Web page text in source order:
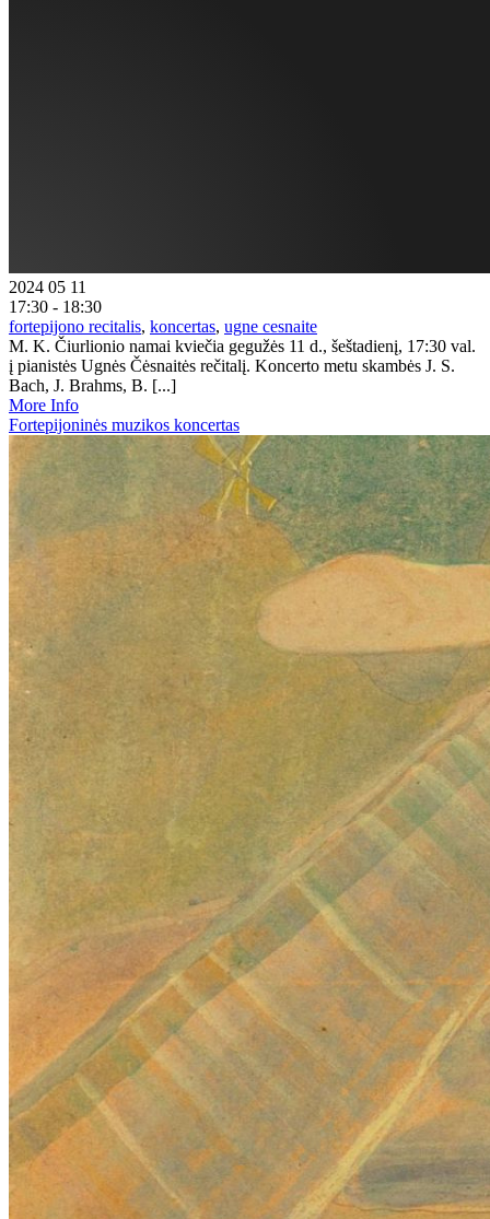
2024 05 11
17:30 - 18:30
fortepijono recitalis, koncertas, ugne cesnaite
M. K. Čiurlionio namai kviečia gegužės 11 d., šeštadienį, 17:30 val.
į pianistės Ugnės Čėsnaitės rečitalį. Koncerto metu skambės J. S.
Bach, J. Brahms, B. [...]
More Info
Fortepijoninės muzikos koncertas